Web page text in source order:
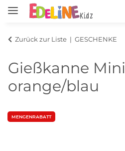
Zurück zur Liste GESCHENKE
Gießkanne Mini
orange/blau
MENGENRABATT